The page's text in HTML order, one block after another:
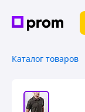
Каталог товаров